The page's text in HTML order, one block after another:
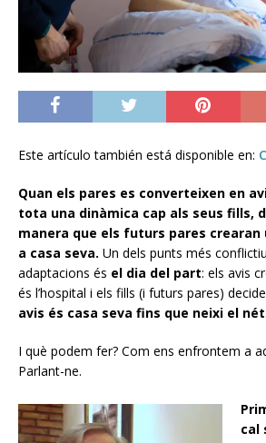
Este artículo también está disponible en:
Quan els pares es converteixen en
tota una dinàmica cap als seus fills,
manera que els futurs pares crearan
a casa seva. Un dels punts més
adaptacions és el dia del part: els avis
és l’hospital i els fills (i futurs pares)
avis és casa seva fins que neixi el nét.
I què podem fer? Com ens enfrontem a
Parlant-ne.
cal